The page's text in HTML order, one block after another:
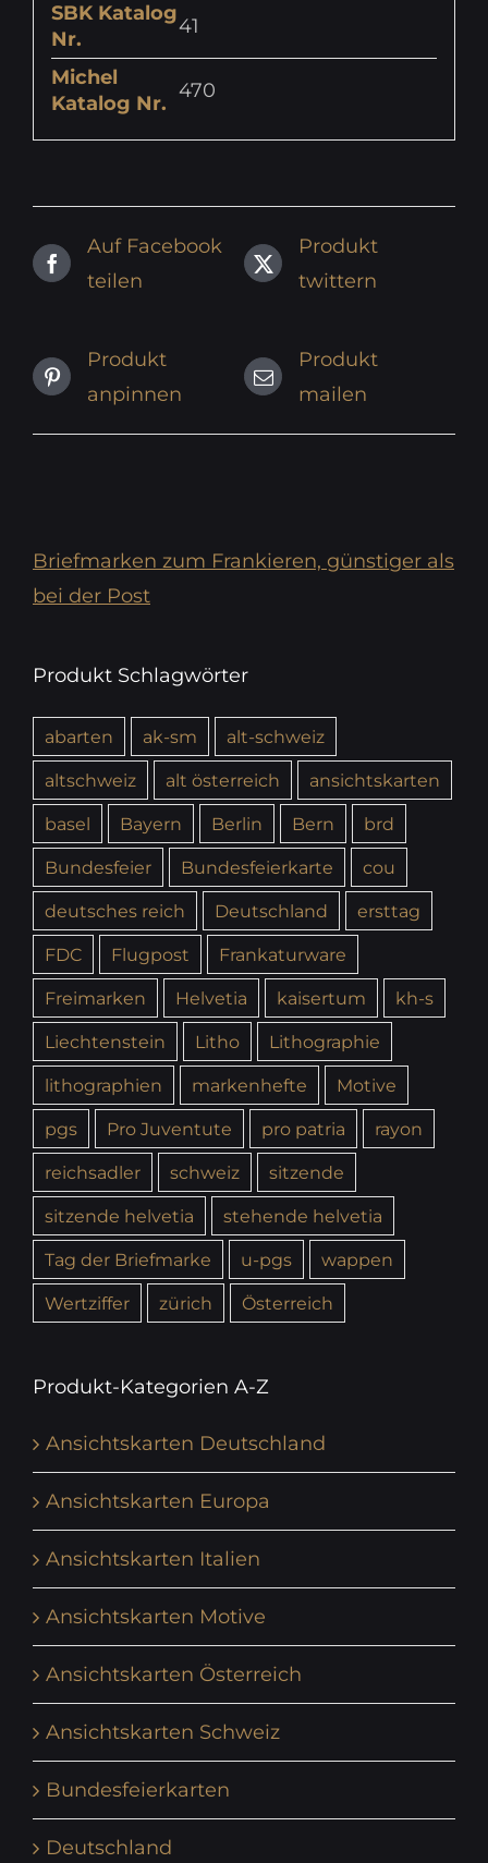
SBK Katalog
Nr.
41
Michel
Katalog Nr.
470
Auf Facebook
teilen
Produkt
twittern
Produkt
anpinnen
Produkt
mailen
Briefmarken zum Frankieren, günstiger als
bei der Post
Produkt Schlagwörter
abarten ak-sm
alt-schweiz
altschweiz
alt österreich
ansichtskarten
basel
Bayern Berlin Bern
brd
Bundesfeier
Bundesfeierkarte
cou
deutsches reich
Deutschland
ersttag
FDC
Flugpost
Frankaturware
Freimarken
Helvetia kaisertum
kh-s
Liechtenstein
Litho
Lithographie
lithographien
markenhefte
Motive
pgs
Pro Juventute pro patria
rayon
reichsadler
schweiz
sitzende
sitzende helvetia
stehende helvetia
Tag der Briefmarke
u-pgs
wappen
Wertziffer
zürich Österreich
Produkt-Kategorien A-Z
Ansichtskarten Deutschland
Ansichtskarten Europa
Ansichtskarten Italien
Ansichtskarten Motive
Ansichtskarten Österreich
Ansichtskarten Schweiz
Bundesfeierkarten
Deutschland